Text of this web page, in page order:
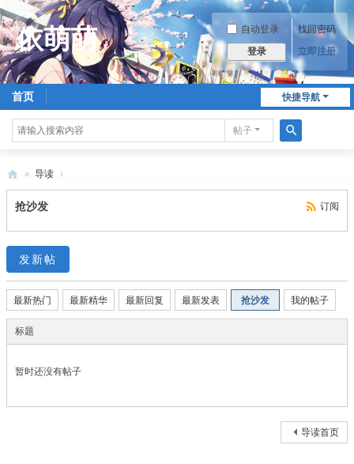
自动登录 找回密码
登录 立即注册
快捷导航
首页
帖子
» 导读 ›
订阅
抢沙发
发新帖
最新热门 最新精华 最新回复 最新发表 抢沙发 我的帖子
标题
暂时还没有帖子
导读首页